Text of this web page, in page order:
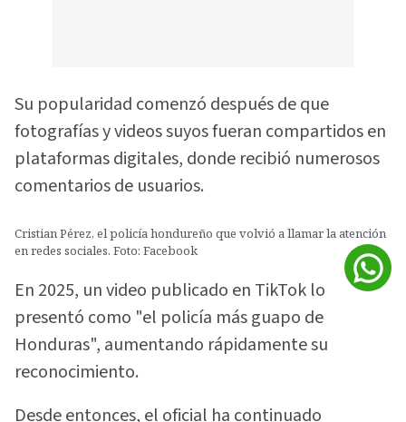
Su popularidad comenzó después de que
fotografías y videos suyos fueran compartidos en
plataformas digitales, donde recibió numerosos
comentarios de usuarios.
Cristian Pérez, el policía hondureño que volvió a llamar la atención
en redes sociales. Foto: Facebook
En 2025, un video publicado en TikTok lo
presentó como "el policía más guapo de
Honduras", aumentando rápidamente su
reconocimiento.
Desde entonces, el oficial ha continuado